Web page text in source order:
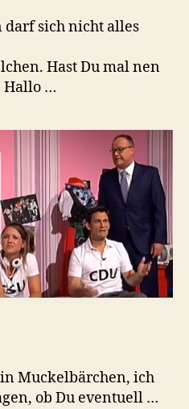
darf sich nicht alles
Hast Du mal nen
Hallo …
Muckelbärchen, ich
ob Du eventuell …